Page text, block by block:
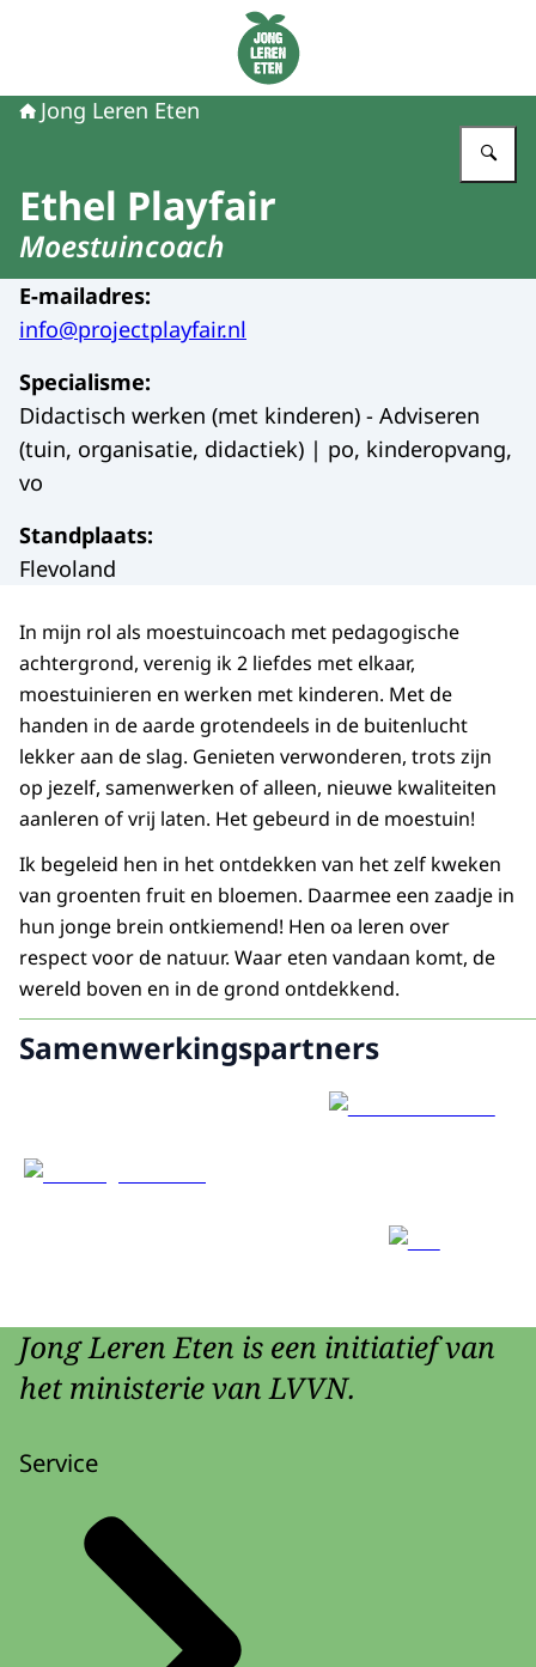
Naar de homepage van Jong Leren Eten
Jong Leren Eten
Ethel Playfair
Moestuincoach
E-mailadres:
info@projectplayfair.nl
Specialisme:
Didactisch werken (met kinderen) - Adviseren
(tuin, organisatie, didactiek) | po, kinderopvang,
vo
Standplaats:
Flevoland
In mijn rol als moestuincoach met pedagogische
achtergrond, verenig ik 2 liefdes met elkaar,
moestuinieren en werken met kinderen. Met de
handen in de aarde grotendeels in de buitenlucht
lekker aan de slag. Genieten verwonderen, trots zijn
op jezelf, samenwerken of alleen, nieuwe kwaliteiten
aanleren of vrij laten. Het gebeurd in de moestuin!
Ik begeleid hen in het ontdekken van het zelf kweken
van groenten fruit en bloemen. Daarmee een zaadje in
hun jonge brein ontkiemend! Hen oa leren over
respect voor de natuur. Waar eten vandaan komt, de
wereld boven en in de grond ontdekkend.
Samenwerkingspartners
Jong Leren Eten is een initiatief van
het ministerie van LVVN.
Service